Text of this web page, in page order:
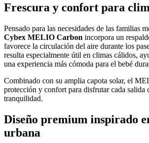
Frescura y confort para
Pensado para las necesidades de las familias
Cybex MELIO Carbon incorpora un
favorece la circulación del aire durante los
resulta especialmente útil en climas cálidos,
una experiencia más cómoda para el bebé
Combinado con su amplia capota solar, el
protección y confort para disfrutar cada salida
tranquilidad.
Diseño premium inspirado
urbana